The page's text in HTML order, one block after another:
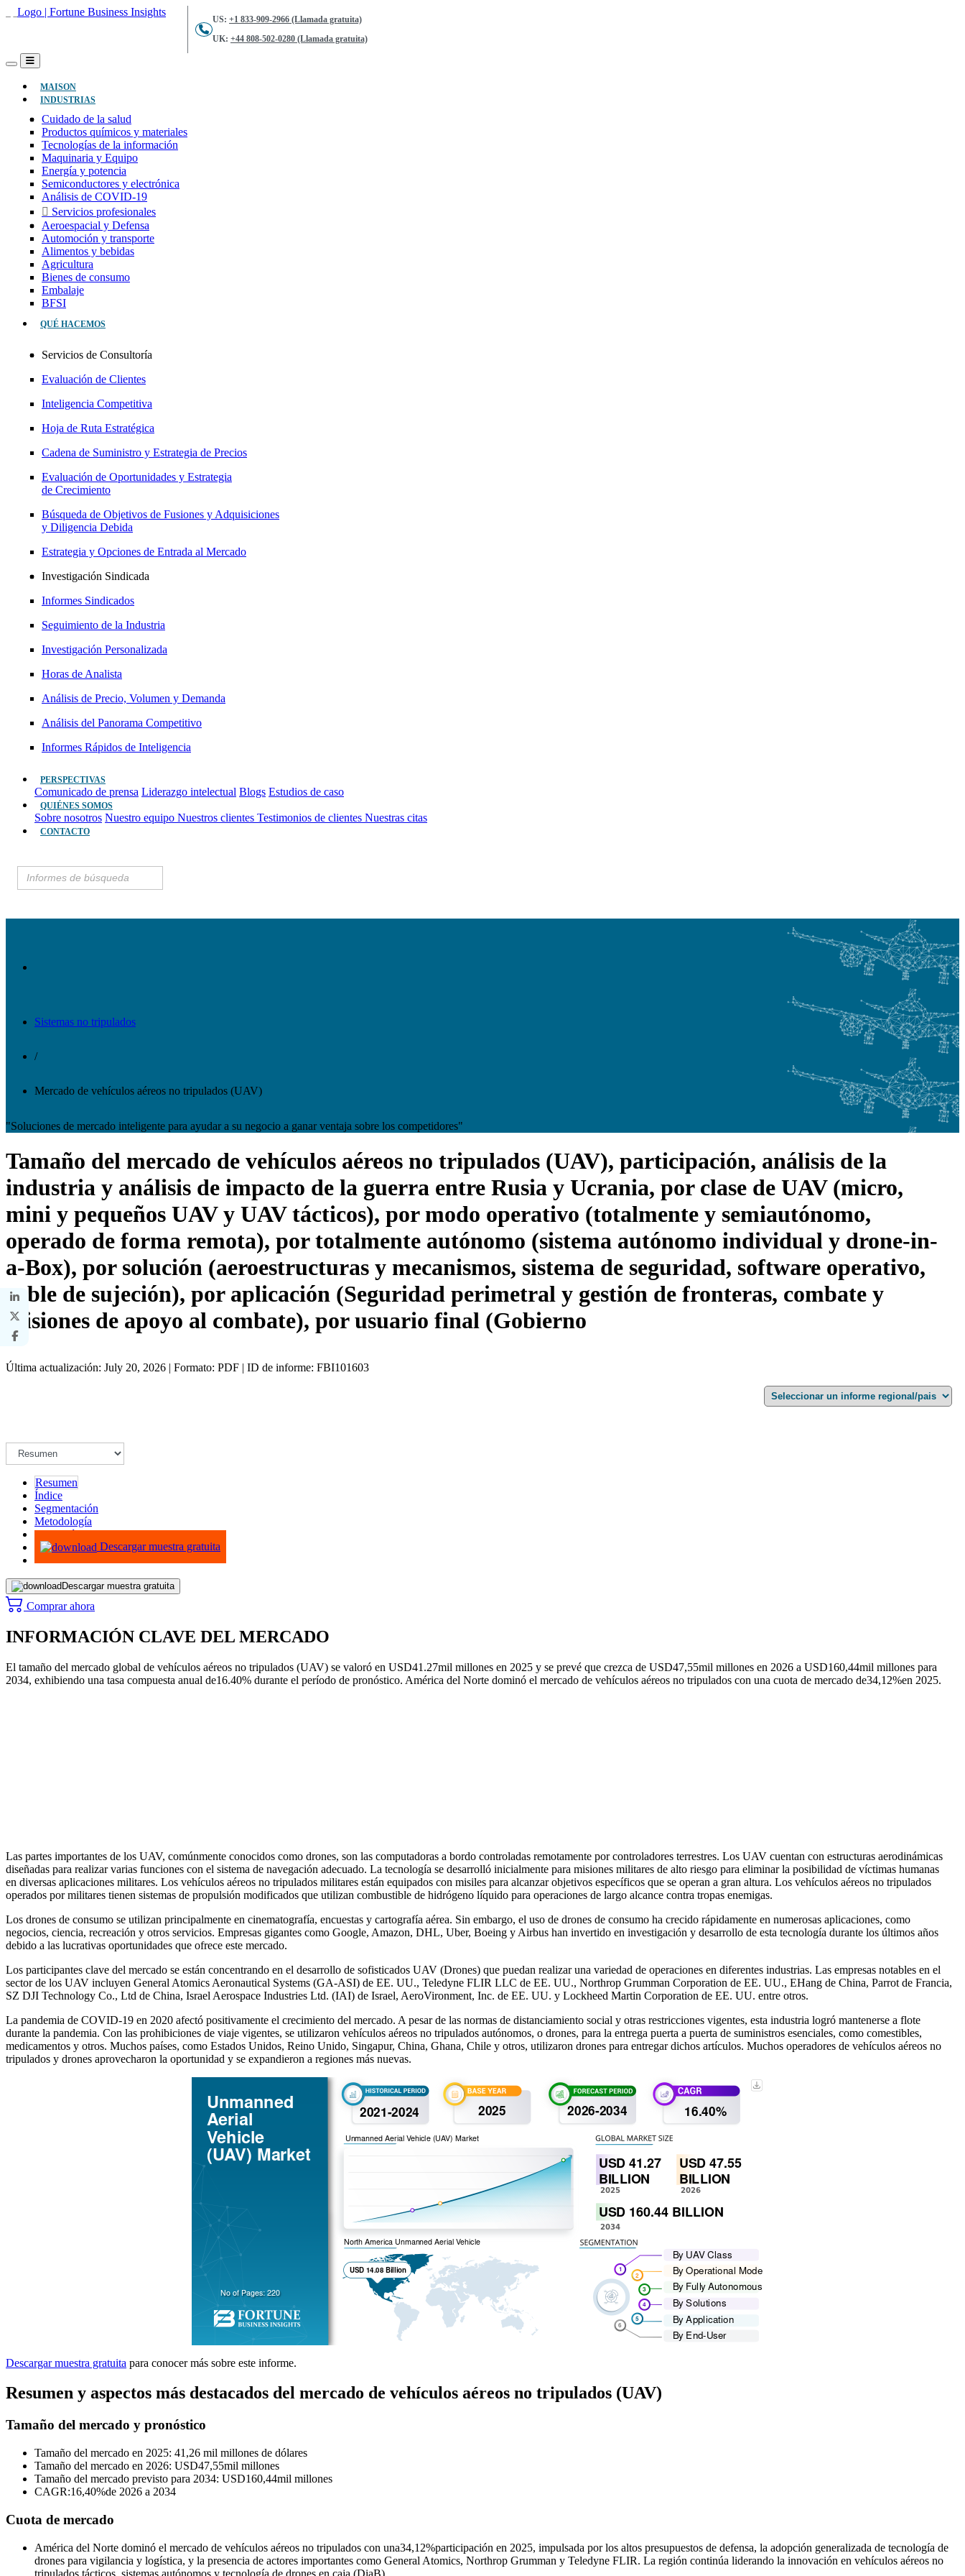
US: +1 833-909-2966 (Llamada gratuita)
UK: +44 808-502-0280 (Llamada gratuita)
MAISON(ACTUAL)
INDUSTRIAS
Cuidado de la salud
Productos químicos y materiales
Tecnologías de la información
Maquinaria y Equipo
Energía y potencia
Semiconductores y electrónica
Análisis de COVID-19
Servicios profesionales
Aeroespacial y Defensa
Automoción y transporte
Alimentos y bebidas
Agricultura
Bienes de consumo
Embalaje
BFSI
QUÉ HACEMOS
Servicios de Consultoría
Evaluación de Clientes
Inteligencia Competitiva
Hoja de Ruta Estratégica
Cadena de Suministro y Estrategia de Precios
Evaluación de Oportunidades y Estrategia
de Crecimiento
Búsqueda de Objetivos de Fusiones y Adquisiciones
y Diligencia Debida
Estrategia y Opciones de Entrada al Mercado
Investigación Sindicada
Informes Sindicados
Seguimiento de la Industria
Investigación Personalizada
Horas de Analista
Análisis de Precio, Volumen y Demanda
Análisis del Panorama Competitivo
Informes Rápidos de Inteligencia
PERSPECTIVAS
Comunicado de prensa Liderazgo intelectual Blogs Estudios de caso
QUIÉNES SOMOS
Sobre nosotros Nuestro equipo Nuestros clientes Testimonios de clientes Nuestras citas
CONTACTO
Sistemas no tripulados
/
Mercado de vehículos aéreos no tripulados (UAV)
"Soluciones de mercado inteligente para ayudar a su negocio a ganar ventaja sobre los competidores"
Tamaño del mercado de vehículos aéreos no tripulados (UAV), participación, análisis de la
industria y análisis de impacto de la guerra entre Rusia y Ucrania, por clase de UAV (micro,
mini y pequeños UAV y UAV tácticos), por modo operativo (totalmente y semiautónomo,
operado de forma remota), por totalmente autónomo (sistema autónomo individual y drone-in-
a-Box), por solución (aeroestructuras y mecanismos, sistema de seguridad, software operativo,
cable de sujeción), por aplicación (Seguridad perimetral y gestión de fronteras, combate y
misiones de apoyo al combate), por usuario final (Gobierno
Última actualización: July 20, 2026 | Formato: PDF | ID de informe: FBI101603
Resumen
Índice
Segmentación
Metodología
Infografías
Descargar muestra gratuita
Descargar muestra gratuita
Comprar ahora
INFORMACIÓN CLAVE DEL MERCADO
El tamaño del mercado global de vehículos aéreos no tripulados (UAV) se valoró en USD41.27mil millones en 2025 y se prevé que crezca de USD47,55mil millones en 2026 a USD160,44mil millones para
2034, exhibiendo una tasa compuesta anual de16.40% durante el período de pronóstico. América del Norte dominó el mercado de vehículos aéreos no tripulados con una cuota de mercado de34,12%en 2025.
Las partes importantes de los UAV, comúnmente conocidos como drones, son las computadoras a bordo controladas remotamente por controladores terrestres. Los UAV cuentan con estructuras aerodinámicas
diseñadas para realizar varias funciones con el sistema de navegación adecuado. La tecnología se desarrolló inicialmente para misiones militares de alto riesgo para eliminar la posibilidad de víctimas humanas
en diversas aplicaciones militares. Los vehículos aéreos no tripulados militares están equipados con misiles para alcanzar objetivos específicos que se operan a gran altura. Los vehículos aéreos no tripulados
operados por militares tienen sistemas de propulsión modificados que utilizan combustible de hidrógeno líquido para operaciones de largo alcance contra tropas enemigas.
Los drones de consumo se utilizan principalmente en cinematografía, encuestas y cartografía aérea. Sin embargo, el uso de drones de consumo ha crecido rápidamente en numerosas aplicaciones, como
negocios, ciencia, recreación y otros servicios. Empresas gigantes como Google, Amazon, DHL, Uber, Boeing y Airbus han invertido en investigación y desarrollo de esta tecnología durante los últimos años
debido a las lucrativas oportunidades que ofrece este mercado.
Los participantes clave del mercado se están concentrando en el desarrollo de sofisticados UAV (Drones) que puedan realizar una variedad de operaciones en diferentes industrias. Las empresas notables en el
sector de los UAV incluyen General Atomics Aeronautical Systems (GA-ASI) de EE. UU., Teledyne FLIR LLC de EE. UU., Northrop Grumman Corporation de EE. UU., EHang de China, Parrot de Francia,
SZ DJI Technology Co., Ltd de China, Israel Aerospace Industries Ltd. (IAI) de Israel, AeroVironment, Inc. de EE. UU. y Lockheed Martin Corporation de EE. UU. entre otros.
La pandemia de COVID-19 en 2020 afectó positivamente el crecimiento del mercado. A pesar de las normas de distanciamiento social y otras restricciones vigentes, esta industria logró mantenerse a flote
durante la pandemia. Con las prohibiciones de viaje vigentes, se utilizaron vehículos aéreos no tripulados autónomos, o drones, para la entrega puerta a puerta de suministros esenciales, como comestibles,
medicamentos y otros. Muchos países, como Estados Unidos, Reino Unido, Singapur, China, Ghana, Chile y otros, utilizaron drones para entregar dichos artículos. Muchos operadores de vehículos aéreos no
tripulados y drones aprovecharon la oportunidad y se expandieron a regiones más nuevas.
Descargar muestra gratuita para conocer más sobre este informe.
Resumen y aspectos más destacados del mercado de vehículos aéreos no tripulados (UAV)
Tamaño del mercado y pronóstico
Tamaño del mercado en 2025: 41,26 mil millones de dólares
Tamaño del mercado en 2026: USD47,55mil millones
Tamaño del mercado previsto para 2034: USD160,44mil millones
CAGR:16,40%de 2026 a 2034
Cuota de mercado
América del Norte dominó el mercado de vehículos aéreos no tripulados con una34,12%participación en 2025, impulsada por los altos presupuestos de defensa, la adopción generalizada de tecnología de
drones para vigilancia y logística, y la presencia de actores importantes como General Atomics, Northrop Grumman y Teledyne FLIR. La región continúa liderando la innovación en vehículos aéreos no
tripulados tácticos, sistemas autónomos y tecnología de drones en caja (DiaB).